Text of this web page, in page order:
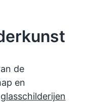
de
en